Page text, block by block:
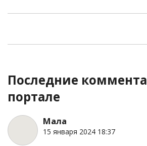
Последние
портале
Мала
15 января 2024 18:37